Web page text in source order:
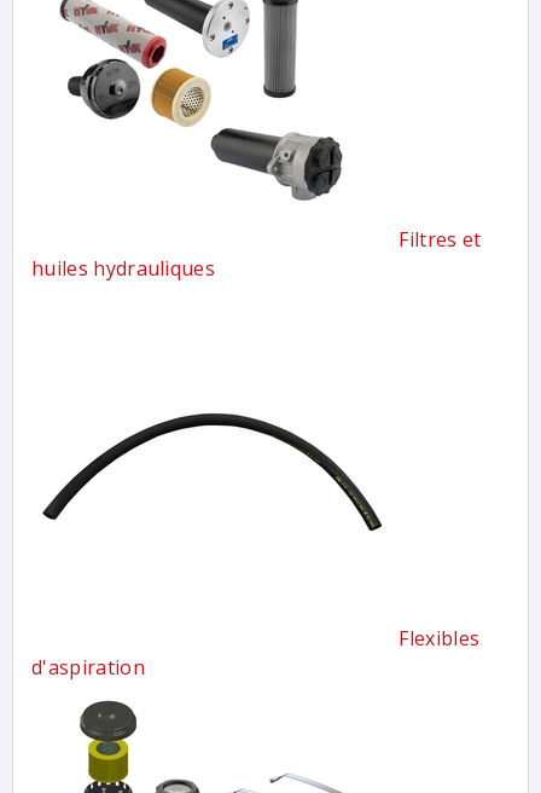
Filtres et
huiles hydrauliques
Flexibles
d'aspiration